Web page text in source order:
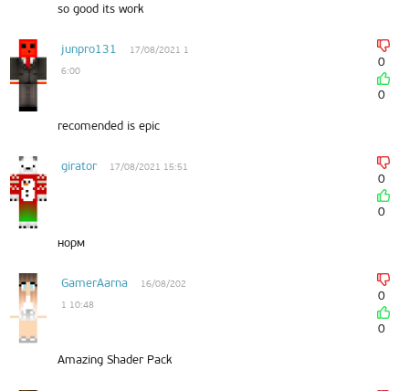
so good its work
junpro131
17/08/2021 1
6:00
0
0
recomended is epic
girator 17/08/2021 15:51
0
0
норм
GamerAarna
16/08/202
1 10:48
0
0
Amazing Shader Pack